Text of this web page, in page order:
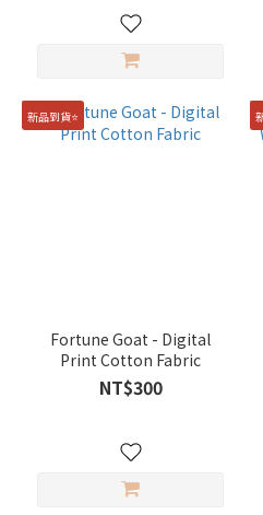
新品到貨⭐️
Fortune Goat - Digital
Print Cotton Fabric
NT$300